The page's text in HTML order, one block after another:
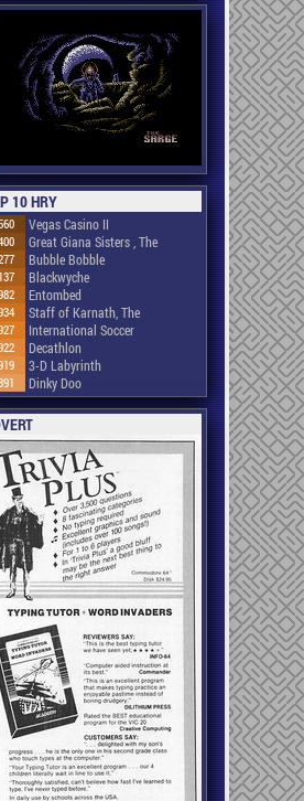
10 HRY
Vegas Casino II
Great Giana Sisters , The
Bubble Bobble
Blackwyche
Entombed
Staff of Karnath, The
International Soccer
Decathlon
3-D Labyrinth
Dinky Doo